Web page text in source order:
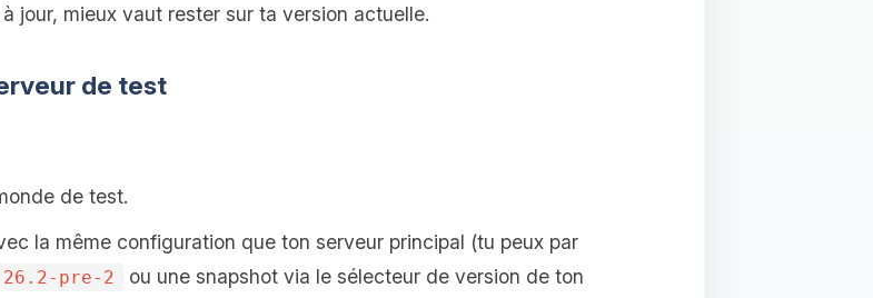
jour, mieux vaut rester sur ta version actuelle.
de test
de test.
la même configuration que ton serveur principal (tu peux par
26.2-pre-2
ou une snapshot via le sélecteur de version de ton